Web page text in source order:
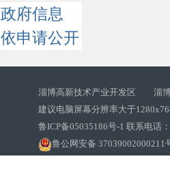
政府信息
依申请公开
淄博高新技术产业开发区 淄博
建议电脑屏幕分辨率大于
鲁ICP备05035186号-1 联系电话
鲁公网安备 37039002000211